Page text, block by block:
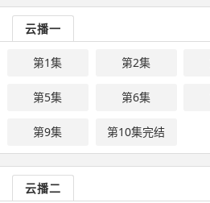
云播一
第1集 第2集
第5集 第6集
第9集 第10集完结
云播二